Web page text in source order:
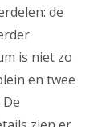
de
is niet zo
en twee